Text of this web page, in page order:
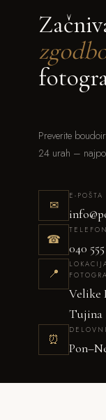
Preverite
24 urah –
✉
E-POŠTA
☎
TELEFON
040
📍
Velike
Tujina
⏰